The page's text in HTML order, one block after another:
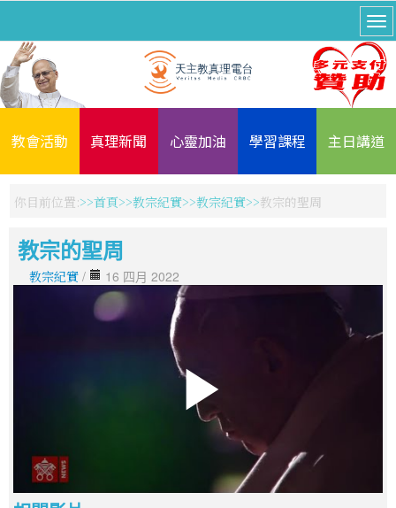
教會活動 真理新聞 心靈加油 學習課程 主日講道
你目前位置: 首頁 教宗紀實 教宗紀實 教宗的聖周
教宗的聖周
教宗紀實 / 16 四月 2022